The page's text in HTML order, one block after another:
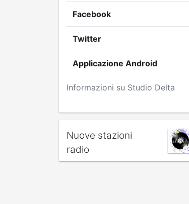
Informazioni su Studio Delta
Facebook
Twitter
Applicazione Android
Nuove stazioni
radio